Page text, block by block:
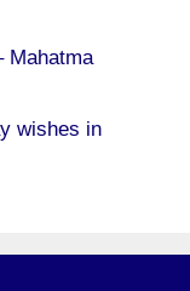
– Mahatma
wishes in